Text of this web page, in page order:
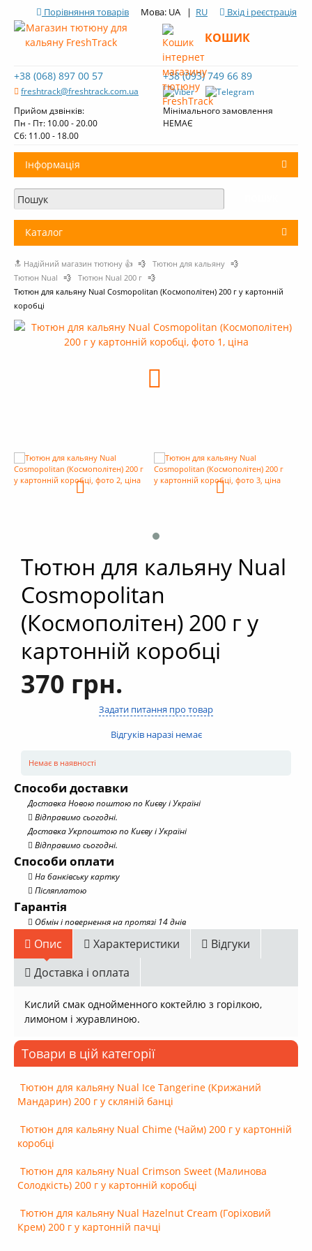
Порівняння товарів Мова: UA | RU Вхід і реєстрація
+38 (068) 897 00 57
freshtrack@freshtrack.com.ua
+38 (093) 749 66 89
Прийом дзвінків:
Пн - Пт: 10.00 - 20.00
Cб: 11.00 - 18.00
Мінімального замовлення
НЕМАЄ
КОШИК
Інформація
Про нас
Доставка і оплата
Огляди тютюну Fresh Track
Каталог
Тютюн для кальяну
Вугілля для кальяну
Кальяни
Комплектуючі для кальяну
🔝 Надійний магазин тютюну 👍 💨 Тютюн для кальяну 💨
Тютюн Nual 💨 Тютюн Nual 200 г 💨
Тютюн для кальяну Nual Cosmopolitan (Космополітен) 200 г у картонній
коробці
Тютюн для кальяну Nual
Cosmopolitan
(Космополітен) 200 г у
картонній коробці
370 грн.
Задати питання про товар
Відгуків наразі немає
Немає в наявності
Способи доставки
Доставка Новою поштою по Києву і Україні
Відправимо сьогодні.
Доставка Укрпоштою по Києву і Україні
Відправимо сьогодні.
Способи оплати
На банківську картку
Післяплатою
Гарантія
Обмін і повернення на протязі 14 днів
Опис Характеристики
Відгуки
Доставка і оплата
Кислий смак однойменного коктейлю з горілкою,
лимоном і журавлиною.
Товари в цій категорії
Тютюн для кальяну Nual Ice Tangerine (Крижаний
Мандарин) 200 г у скляній банці
Тютюн для кальяну Nual Chime (Чайм) 200 г у картонній
коробці
Тютюн для кальяну Nual Crimson Sweet (Малинова
Солодкість) 200 г у картонній коробці
Тютюн для кальяну Nual Hazelnut Cream (Горіховий
Крем) 200 г у картонній пачці